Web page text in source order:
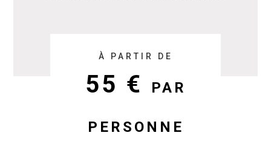
À PARTIR DE
55 € PAR
PERSONNE